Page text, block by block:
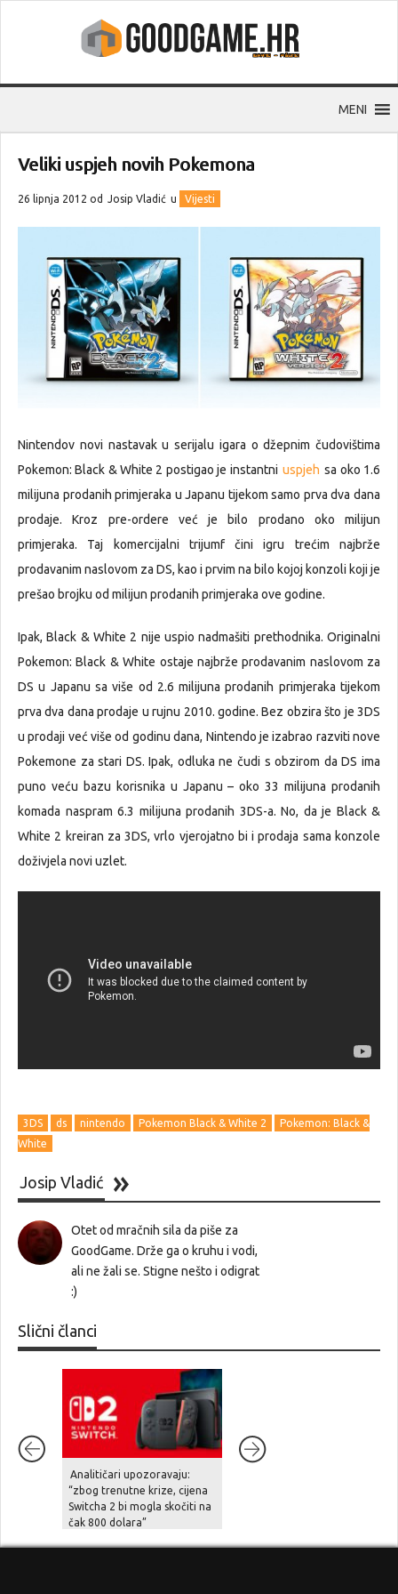
MENI
Veliki uspjeh novih Pokemona
26 lipnja 2012 od Josip Vladić u Vijesti
Nintendov novi nastavak u serijalu igara o džepnim čudovištima
Pokemon: Black & White 2 postigao je instantni uspjeh sa oko 1.6
milijuna prodanih primjeraka u Japanu tijekom samo prva dva dana
prodaje. Kroz pre-ordere već je bilo prodano oko milijun
primjeraka. Taj komercijalni trijumf čini igru trećim najbrže
prodavanim naslovom za DS, kao i prvim na bilo kojoj konzoli koji je
prešao brojku od milijun prodanih primjeraka ove godine.
Ipak, Black & White 2 nije uspio nadmašiti prethodnika. Originalni
Pokemon: Black & White ostaje najbrže prodavanim naslovom za
DS u Japanu sa više od 2.6 milijuna prodanih primjeraka tijekom
prva dva dana prodaje u rujnu 2010. godine. Bez obzira što je 3DS
u prodaji već više od godinu dana, Nintendo je izabrao razviti nove
Pokemone za stari DS. Ipak, odluka ne čudi s obzirom da DS ima
puno veću bazu korisnika u Japanu – oko 33 milijuna prodanih
komada naspram 6.3 milijuna prodanih 3DS-a. No, da je Black &
White 2 kreiran za 3DS, vrlo vjerojatno bi i prodaja sama konzole
doživjela novi uzlet.
3DS ds nintendo Pokemon Black & White 2
Pokemon: Black &
White
Josip Vladić
Otet od mračnih sila da piše za
GoodGame. Drže ga o kruhu i vodi,
ali ne žali se. Stigne nešto i odigrat
:)
Slični članci
Analitičari upozoravaju:
“zbog trenutne krize, cijena
Switcha 2 bi mogla skočiti na
čak 800 dolara”